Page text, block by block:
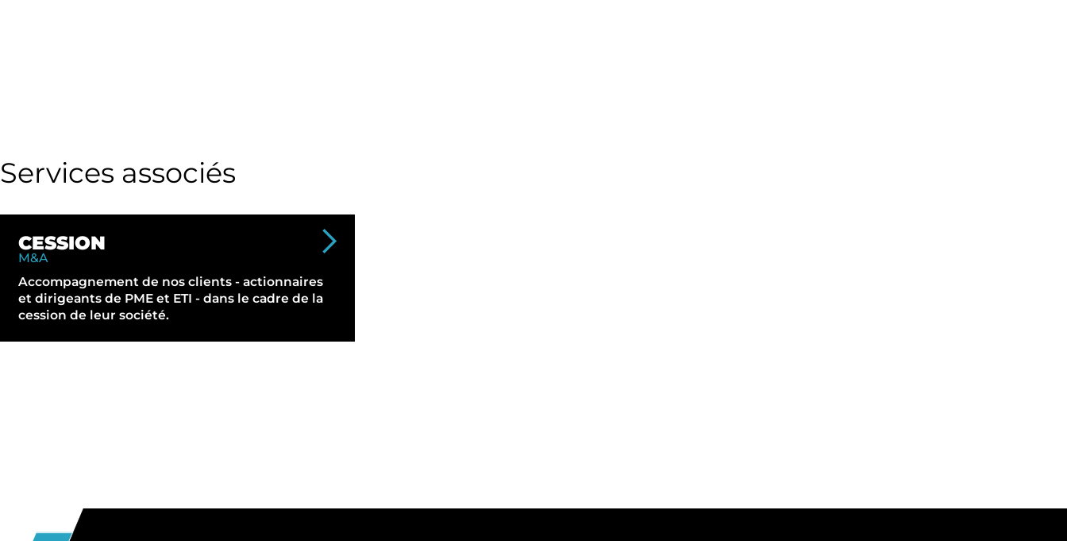
Services associés
CESSION
M&A
Accompagnement de nos clients - actionnaires
et dirigeants de PME et ETI - dans le cadre de la
cession de leur société.